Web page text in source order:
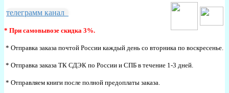
телеграмм канал
* При самовывозе скидка 3%.
* Отправка заказа почтой России каждый день со вторника по воскресенье.
* Отправка заказа ТК СДЭК по России и СПБ в течение 1-3 дней.
* Отправляем книги после полной предоплаты заказа.